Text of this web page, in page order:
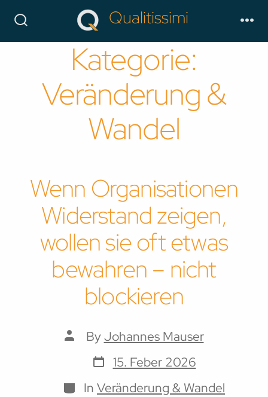
contentToggle
Qualitissimi
Kategorie:
Veränderung &
Wandel
Wenn Organisationen
Widerstand zeigen,
wollen sie oft etwas
bewahren – nicht
blockieren
Post
author
ByJohannes Mauser
Post
date
15. Feber 2026
Categories
In Veränderung & Wandel